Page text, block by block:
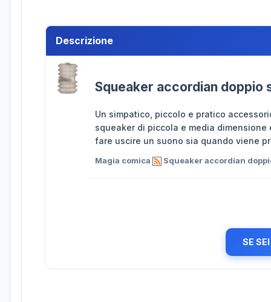
Descrizione
Squeaker accordian doppio
Un simpatico, piccolo e pratico
squeaker di piccola e media
fare uscire un suono sia quando viene
Magia comica Squeaker accordian
SE